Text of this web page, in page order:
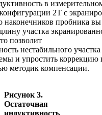
в
2T с
наконечников пробника
участка
позволит
нестабильного участка
и упростить коррекцию
методик компенсации.
Рисунок 3.
Остаточная